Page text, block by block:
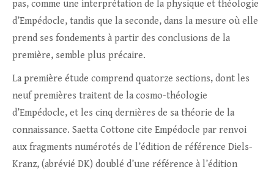
pas, comme une interprétation de la physique et théologie
d’Empédocle, tandis que la seconde, dans la mesure où elle
prend ses fondements à partir des conclusions de la
première, semble plus précaire.
La première étude comprend quatorze sections, dont les
neuf premières traitent de la cosmo-théologie
d’Empédocle, et les cinq dernières de sa théorie de la
connaissance. Saetta Cottone cite Empédocle par renvoi
aux fragments numérotés de l’édition de référence Diels-
Kranz, (abrévié DK) doublé d’une référence à l’édition